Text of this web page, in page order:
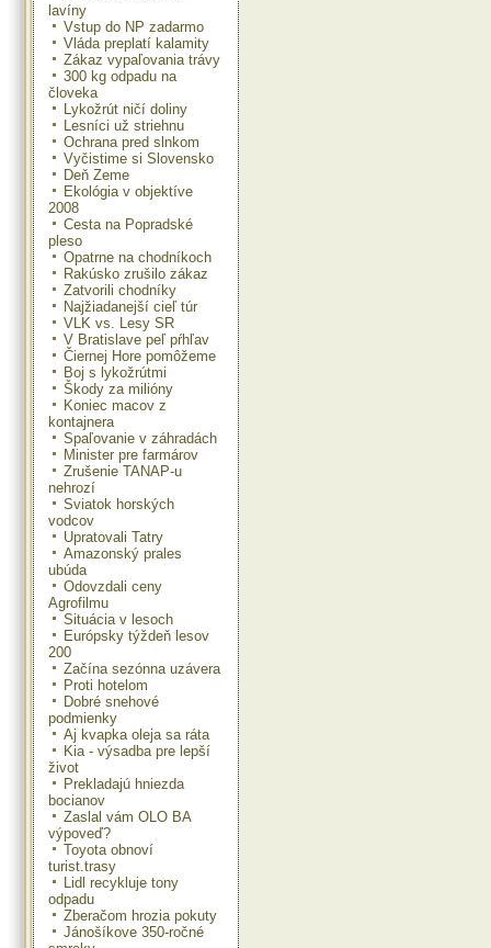
lavíny
Vstup do NP zadarmo
Vláda preplatí kalamity
Zákaz vypaľovania trávy
300 kg odpadu na
človeka
Lykožrút ničí doliny
Lesníci už striehnu
Ochrana pred slnkom
Vyčistime si Slovensko
Deň Zeme
Ekológia v objektíve
2008
Cesta na Popradské
pleso
Opatrne na chodníkoch
Rakúsko zrušilo zákaz
Zatvorili chodníky
Najžiadanejší cieľ túr
VLK vs. Lesy SR
V Bratislave peľ pŕhľav
Čiernej Hore pomôžeme
Boj s lykožrútmi
Škody za milióny
Koniec macov z
kontajnera
Spaľovanie v záhradách
Minister pre farmárov
Zrušenie TANAP-u
nehrozí
Sviatok horských
vodcov
Upratovali Tatry
Amazonský prales
ubúda
Odovzdali ceny
Agrofilmu
Situácia v lesoch
Európsky týždeň lesov
200
Začína sezónna uzávera
Proti hotelom
Dobré snehové
podmienky
Aj kvapka oleja sa ráta
Kia - výsadba pre lepší
život
Prekladajú hniezda
bocianov
Zaslal vám OLO BA
výpoveď?
Toyota obnoví
turist.trasy
Lidl recykluje tony
odpadu
Zberačom hrozia pokuty
Jánošíkove 350-ročné